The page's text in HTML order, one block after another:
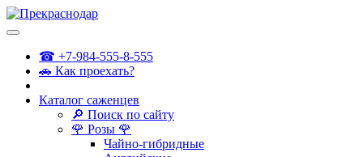
☎ +7-984-555-8-555
🚗 Как проехать?
Каталог саженцев
🔎 Поиск по сайту
🌹 Розы 🌹
Чайно-гибридные